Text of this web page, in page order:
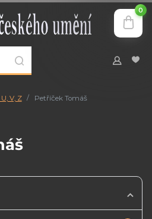
0
U, V, Z Petříček Tomáš